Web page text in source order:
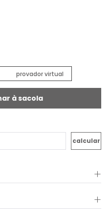
provador virtual
à sacola
+
de charme. Com estampa
um visual romântico e
+